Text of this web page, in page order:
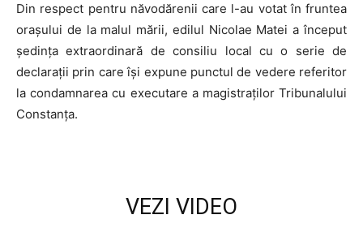
Din respect pentru năvodărenii care l-au votat în fruntea
orașului de la malul mării, edilul Nicolae Matei a început
ședința extraordinară de consiliu local cu o serie de
declarații prin care își expune punctul de vedere referitor
la condamnarea cu executare a magistraților Tribunalului
Constanța.
VEZI VIDEO